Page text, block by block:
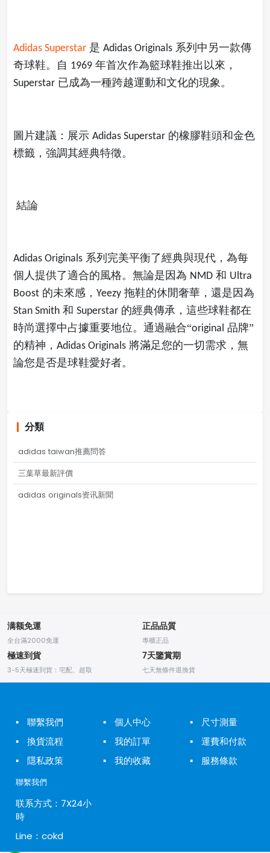
Adidas Superstar 是 Adidas Originals 系列中另一款傳
奇球鞋。自 1969 年首次作為籃球鞋推出以來，
Superstar 已成為一種跨越運動和文化的現象。
圖片建議：展示 Adidas Superstar 的橡膠鞋頭和金色
標籤，強調其經典特徵。
結論
Adidas Originals 系列完美平衡了經典與現代，為每
個人提供了適合的風格。無論是因為 NMD 和 Ultra
Boost 的未來感， Yeezy 拖鞋的休閒奢華，還是因為
Stan Smith 和 Superstar 的經典傳承，這些球鞋都在
時尚選擇中占據重要地位。通過融合“original 品牌”
的精神， Adidas Originals 將滿足您的一切需求，無
論您是否是球鞋愛好者。
分類
adidas taiwan推薦問答
三葉草最新評價
adidas originals资讯新聞
满额免運
全台滿2000免運
正品品質
專櫃正品
極速到貨
3-5天極速到貨：宅配、超取
7天鑒賞期
七天無條件退換貨
▪
聯繫我們
▪
換貨流程
▪
隱私政策
▪
個人中心
▪
我的訂單
▪
我的收藏
▪
尺寸測量
▪
運費和付款
▪
服務條款
聯繫我們
联系方式：7X24小
時
Line：cokd